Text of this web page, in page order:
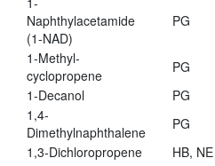
Naphthylacetamide
(1-NAD)
PG
1-Methyl-
cyclopropene
PG
1-Decanol
PG
1,4-
Dimethylnaphthalene
PG
1,3-Dichloropropene
HB, NE